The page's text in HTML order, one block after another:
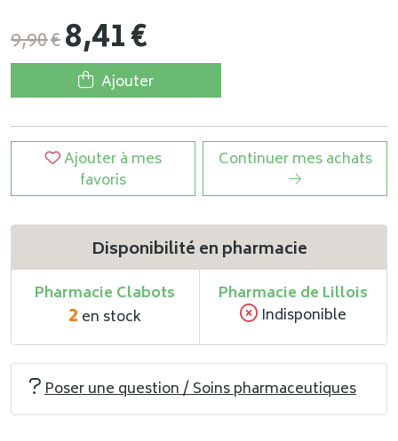
9,90€8,41€
Ajouter
Ajouter à mes
favoris
Continuer mes achats
Disponibilité en pharmacie
Pharmacie Clabots
2 en stock
Pharmacie de Lillois
Indisponible
Poser une question / Soins pharmaceutiques